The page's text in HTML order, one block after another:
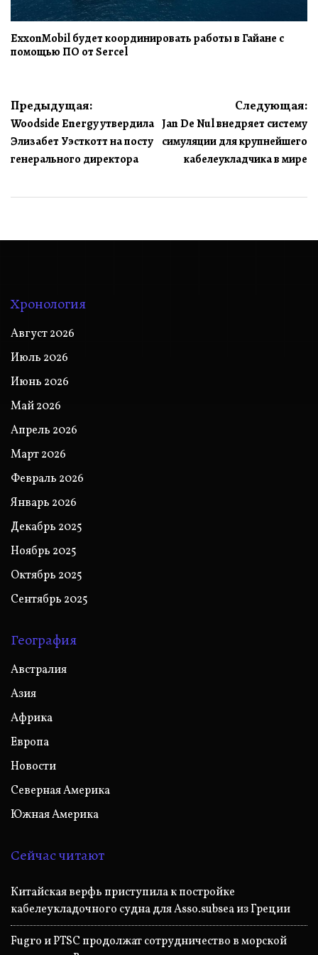
ExxonMobil будет координировать работы в Гайане с
помощью ПО от Sercel
Навигация
по
записям
Предыдущая:
Woodside Energy утвердила
Элизабет Уэсткотт на посту
генерального директора
Следующая:
Jan De Nul внедряет систему
симуляции для крупнейшего
кабелеукладчика в мире
Хронология
Август 2026
Июль 2026
Июнь 2026
Май 2026
Апрель 2026
Март 2026
Февраль 2026
Январь 2026
Декабрь 2025
Ноябрь 2025
Октябрь 2025
Сентябрь 2025
География
Австралия
Азия
Африка
Европа
Новости
Северная Америка
Южная Америка
Сейчас читают
Китайская верфь приступила к постройке
кабелеукладочного судна для Asso.subsea из Греции
Fugro и PTSC продолжат сотрудничество в морской